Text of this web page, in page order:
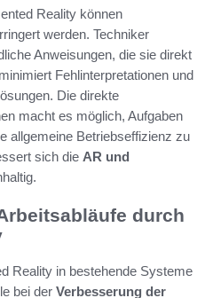
Reality können
werden. Techniker
Anweisungen, die sie direkt
Fehlinterpretationen und
Die direkte
macht es möglich, Aufgaben
allgemeine Betriebseffizienz zu
sich die AR und
durch
Reality in bestehende Systeme
bei der Verbesserung der